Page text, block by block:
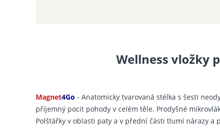
Wellness vložky
Magnet4Go - Anatomicky tvarovaná stélka s šesti
příjemný pocit pohody v celém těle. Prodyšné
Polštářky v oblasti paty a v přední části tlumí nárazy